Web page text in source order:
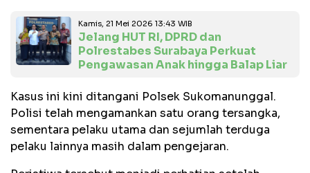
Kamis, 21 Mei 2026 13:43 WIB
Jelang HUT RI, DPRD dan
Polrestabes Surabaya Perkuat
Pengawasan Anak hingga Balap Liar
Kasus ini kini ditangani Polsek Sukomanunggal.
Polisi telah mengamankan satu orang tersangka,
sementara pelaku utama dan sejumlah terduga
pelaku lainnya masih dalam pengejaran.